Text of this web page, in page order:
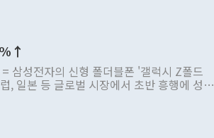
삼성전자의 신형 폴더블폰 '갤럭시 Z폴드
, 일본 등 글로벌 시장에서 초반 흥행에 성공
트폰 사상 최대 사전예약 기록을 새로 썼다.